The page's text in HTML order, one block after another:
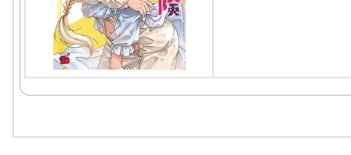
やる夫のブックシェルフ
空とやる夫は０９課に勤務す